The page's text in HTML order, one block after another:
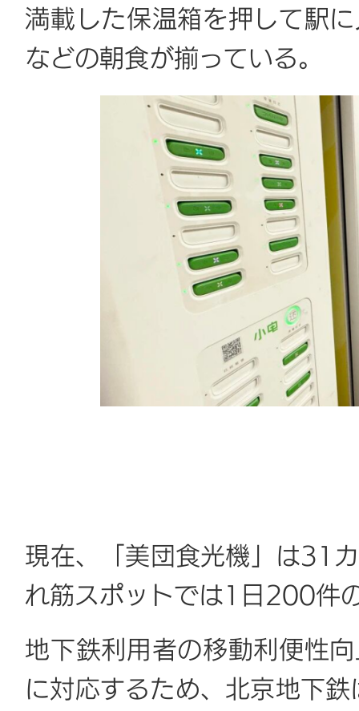
満載した保温箱を押して駅
などの朝食が揃っている。
現在、「美団食光機」は31
れ筋スポットでは1日200件
地下鉄利用者の移動利便性
に対応するため、北京地下